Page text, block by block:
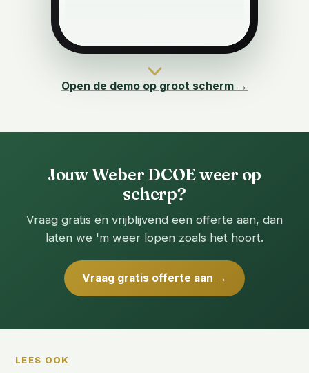
Open de demo op groot scherm →
Jouw Weber DCOE weer op
scherp?
Vraag gratis en vrijblijvend een offerte aan, dan
laten we 'm weer lopen zoals het hoort.
Vraag gratis offerte aan →
LEES OOK